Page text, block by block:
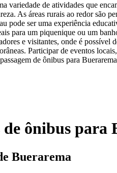
variedade de atividades que
As áreas rurais ao redor são
pode ser uma experiência
para um piquenique ou um
e visitantes, onde é
Participar de eventos
de ônibus para
de ônibus para
Buerarema